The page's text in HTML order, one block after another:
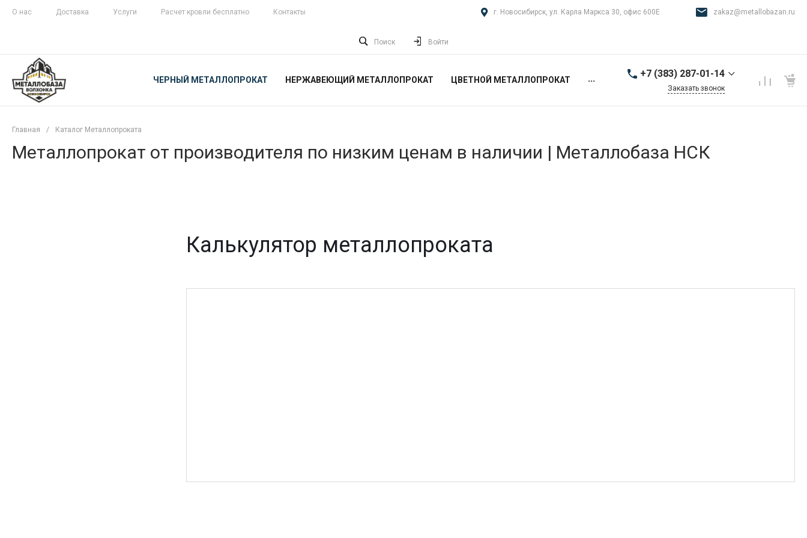
О нас Доставка Услуги Расчет кровли бесплатно Контакты г. Новосибирск, ул. Карла Маркса 30, офис 600Е zakaz@metallobazan.ru
Поиск Войти
ЧЕРНЫЙ МЕТАЛЛОПРОКАТ НЕРЖАВЕЮЩИЙ МЕТАЛЛОПРОКАТ ЦВЕТНОЙ МЕТАЛЛОПРОКАТ ... +7 (383) 287-01-14
9:00-18:00 пн-пт
Заказать звонок
Главная / Каталог Металлопроката
Металлопрокат от производителя по низким ценам в наличии | Металлобаза НСК
Калькулятор металлопроката